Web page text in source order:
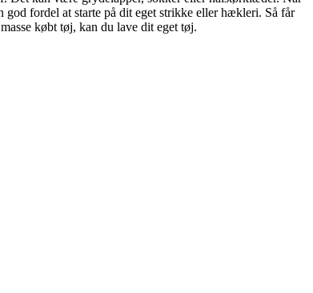
fordel at starte på dit eget strikke eller hækleri. Så får
købt tøj, kan du lave dit eget tøj.